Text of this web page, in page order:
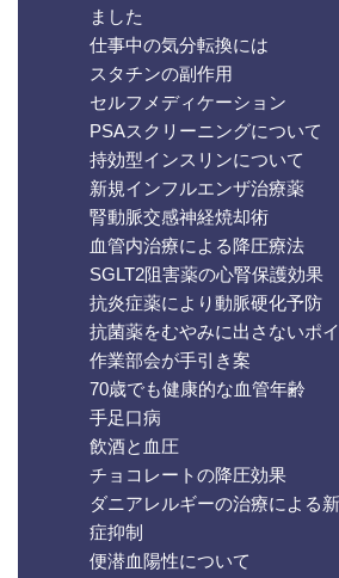
ました
仕事中の気分転換には
スタチンの副作用
セルフメディケーション
PSAスクリーニングについて
持効型インスリンについて
新規インフルエンザ治療薬
腎動脈交感神経焼却術
血管内治療による降圧療法
SGLT2阻害薬の心腎保護効果
抗炎症薬により動脈硬化予防
抗菌薬をむやみに出さないポ
作業部会が手引き案
70歳でも健康的な血管年齢
手足口病
飲酒と血圧
チョコレートの降圧効果
ダニアレルギーの治療による
症抑制
便潜血陽性について